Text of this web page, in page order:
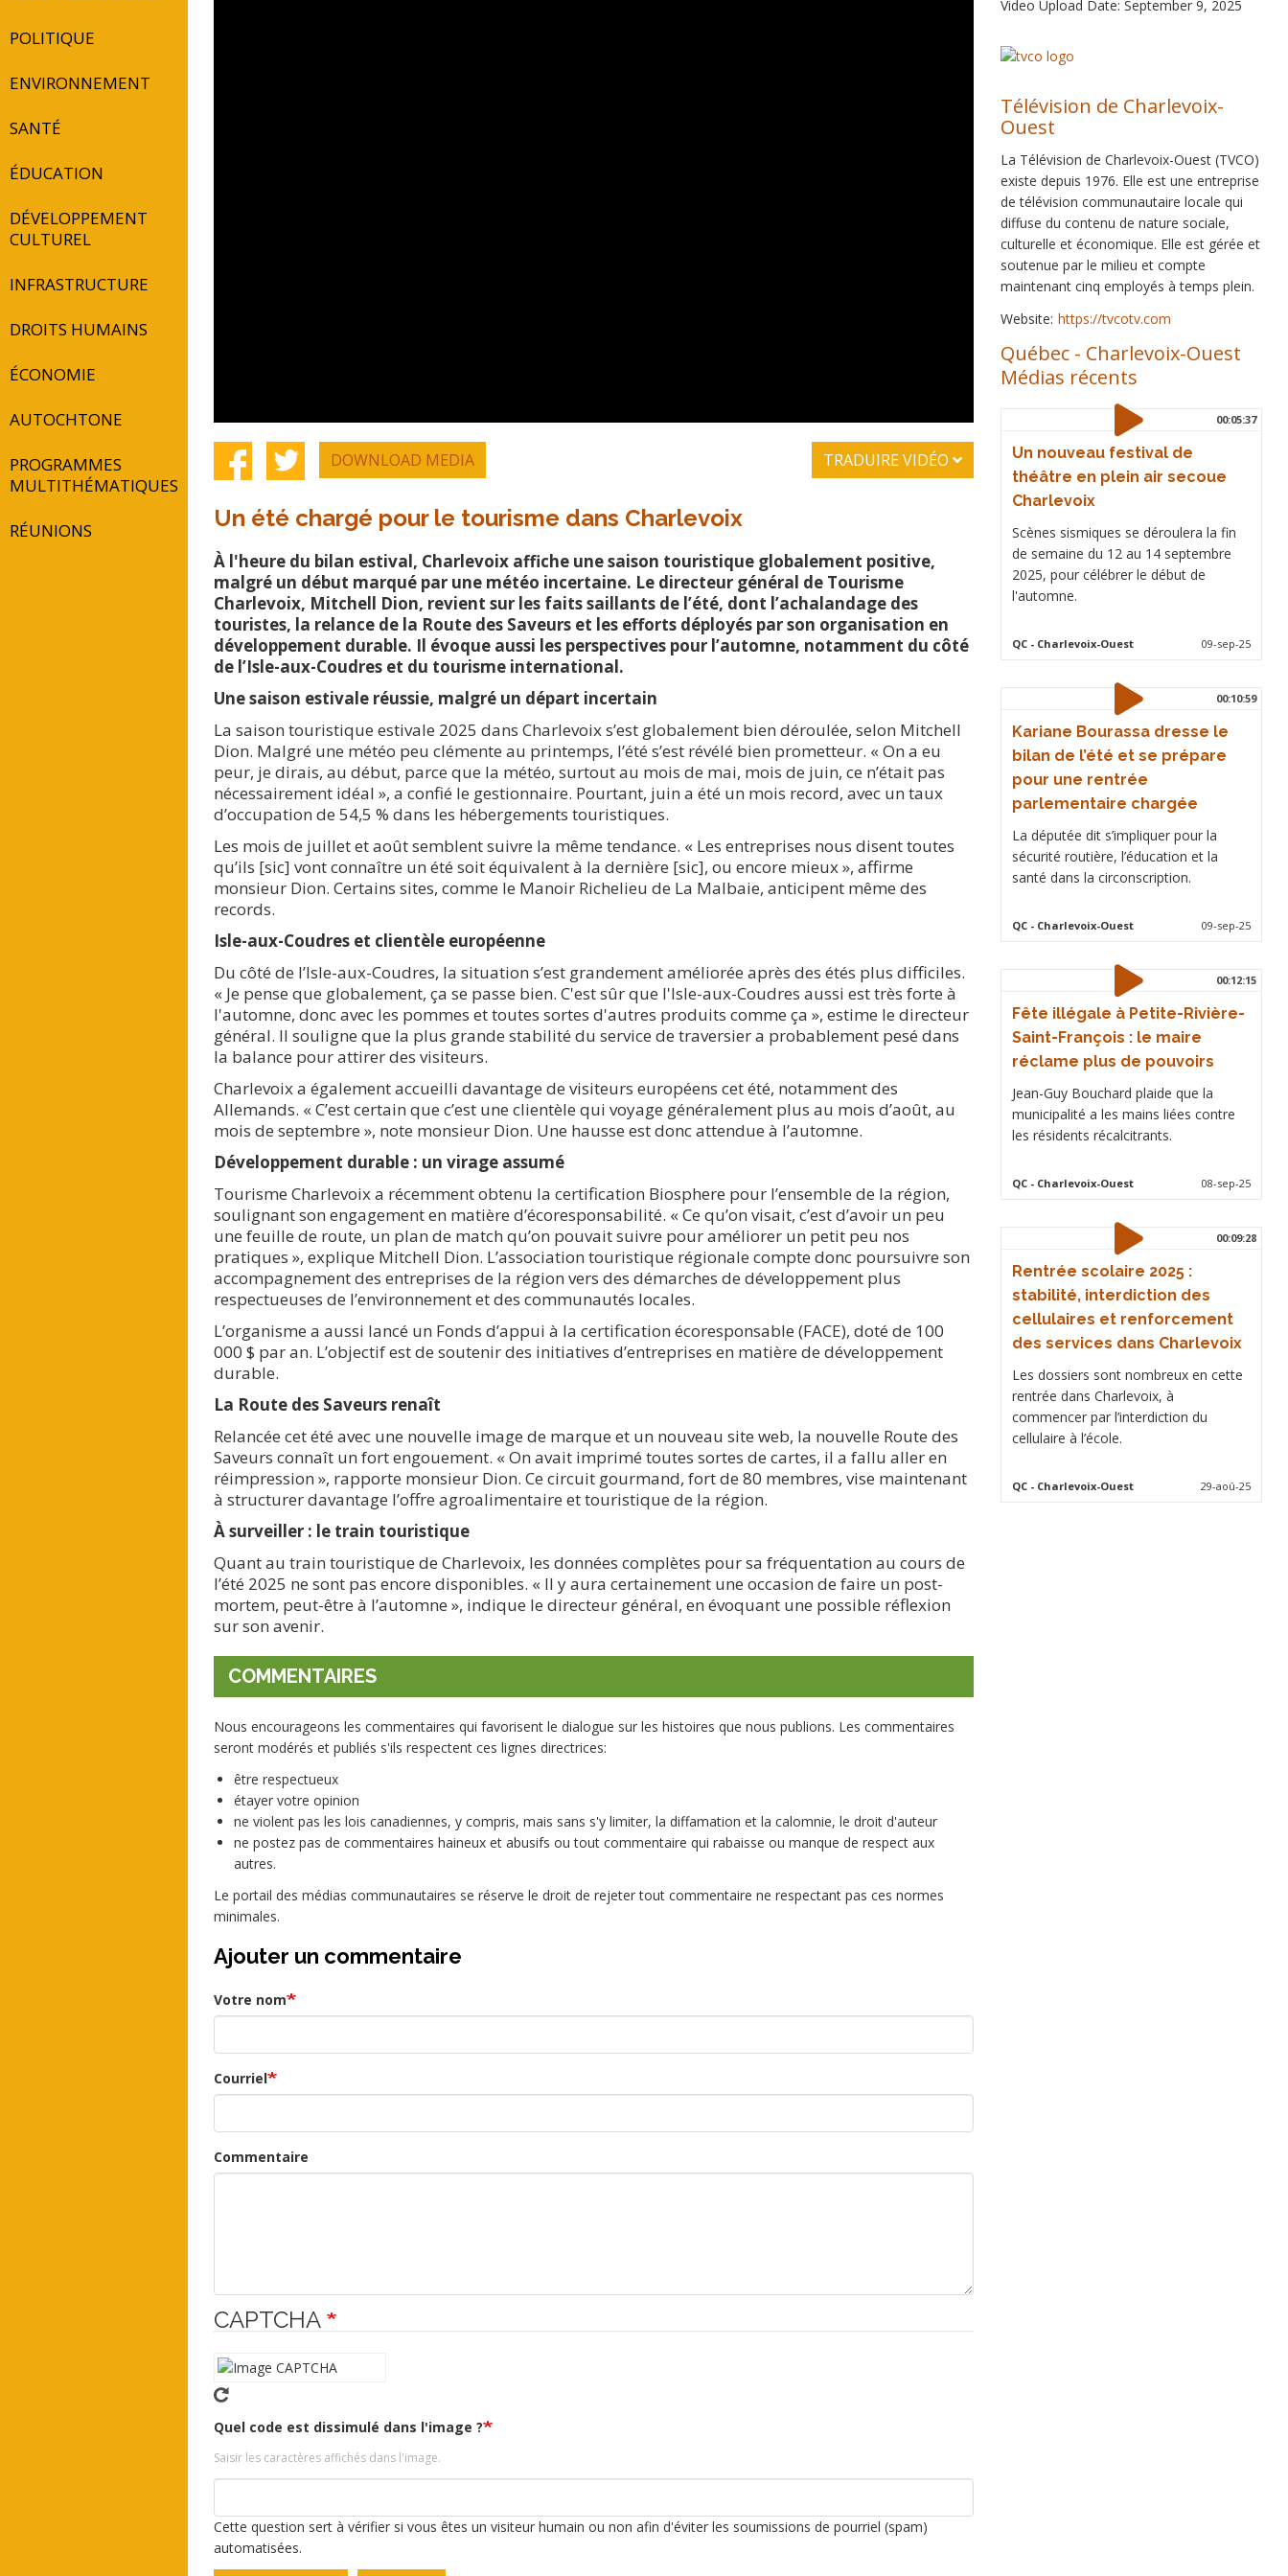
POLITIQUE
ENVIRONNEMENT
SANTÉ
ÉDUCATION
DÉVELOPPEMENT
CULTUREL
INFRASTRUCTURE
DROITS HUMAINS
ÉCONOMIE
AUTOCHTONE
PROGRAMMES
MULTITHÉMATIQUES
RÉUNIONS
DOWNLOAD MEDIA TRADUIRE VIDÉO
Un été chargé pour le tourisme dans Charlevoix
À l'heure du bilan estival, Charlevoix affiche une saison touristique globalement positive,
malgré un début marqué par une météo incertaine. Le directeur général de Tourisme
Charlevoix, Mitchell Dion, revient sur les faits saillants de l’été, dont l’achalandage des
touristes, la relance de la Route des Saveurs et les efforts déployés par son organisation en
développement durable. Il évoque aussi les perspectives pour l’automne, notamment du côté
de l’Isle-aux-Coudres et du tourisme international.
Une saison estivale réussie, malgré un départ incertain
La saison touristique estivale 2025 dans Charlevoix s’est globalement bien déroulée, selon Mitchell
Dion. Malgré une météo peu clémente au printemps, l’été s’est révélé bien prometteur. « On a eu
peur, je dirais, au début, parce que la météo, surtout au mois de mai, mois de juin, ce n’était pas
nécessairement idéal », a confié le gestionnaire. Pourtant, juin a été un mois record, avec un taux
d’occupation de 54,5 % dans les hébergements touristiques.
Les mois de juillet et août semblent suivre la même tendance. « Les entreprises nous disent toutes
qu’ils [sic] vont connaître un été soit équivalent à la dernière [sic], ou encore mieux », affirme
monsieur Dion. Certains sites, comme le Manoir Richelieu de La Malbaie, anticipent même des
records.
Isle-aux-Coudres et clientèle européenne
Du côté de l’Isle-aux-Coudres, la situation s’est grandement améliorée après des étés plus difficiles.
« Je pense que globalement, ça se passe bien. C'est sûr que l'Isle-aux-Coudres aussi est très forte à
l'automne, donc avec les pommes et toutes sortes d'autres produits comme ça », estime le directeur
général. Il souligne que la plus grande stabilité du service de traversier a probablement pesé dans
la balance pour attirer des visiteurs.
Charlevoix a également accueilli davantage de visiteurs européens cet été, notamment des
Allemands. « C’est certain que c’est une clientèle qui voyage généralement plus au mois d’août, au
mois de septembre », note monsieur Dion. Une hausse est donc attendue à l’automne.
Développement durable : un virage assumé
Tourisme Charlevoix a récemment obtenu la certification Biosphere pour l’ensemble de la région,
soulignant son engagement en matière d’écoresponsabilité. « Ce qu’on visait, c’est d’avoir un peu
une feuille de route, un plan de match qu’on pouvait suivre pour améliorer un petit peu nos
pratiques », explique Mitchell Dion. L’association touristique régionale compte donc poursuivre son
accompagnement des entreprises de la région vers des démarches de développement plus
respectueuses de l’environnement et des communautés locales.
L’organisme a aussi lancé un Fonds d’appui à la certification écoresponsable (FACE), doté de 100
000 $ par an. L’objectif est de soutenir des initiatives d’entreprises en matière de développement
durable.
La Route des Saveurs renaît
Relancée cet été avec une nouvelle image de marque et un nouveau site web, la nouvelle Route des
Saveurs connaît un fort engouement. « On avait imprimé toutes sortes de cartes, il a fallu aller en
réimpression », rapporte monsieur Dion. Ce circuit gourmand, fort de 80 membres, vise maintenant
à structurer davantage l’offre agroalimentaire et touristique de la région.
À surveiller : le train touristique
Quant au train touristique de Charlevoix, les données complètes pour sa fréquentation au cours de
l’été 2025 ne sont pas encore disponibles. « Il y aura certainement une occasion de faire un post-
mortem, peut-être à l’automne », indique le directeur général, en évoquant une possible réflexion
sur son avenir.
COMMENTAIRES
Nous encourageons les commentaires qui favorisent le dialogue sur les histoires que nous publions. Les commentaires
seront modérés et publiés s'ils respectent ces lignes directrices:
être respectueux
étayer votre opinion
ne violent pas les lois canadiennes, y compris, mais sans s'y limiter, la diffamation et la calomnie, le droit d'auteur
ne postez pas de commentaires haineux et abusifs ou tout commentaire qui rabaisse ou manque de respect aux
autres.
Le portail des médias communautaires se réserve le droit de rejeter tout commentaire ne respectant pas ces normes
minimales.
Ajouter un commentaire
Votre nom
Courriel
Commentaire
CAPTCHA
Quel code est dissimulé dans l'image ?
Saisir les caractères affichés dans l'image.
Cette question sert à vérifier si vous êtes un visiteur humain ou non afin d'éviter les soumissions de pourriel (spam)
automatisées.
Video Upload Date: September 9, 2025
Télévision de Charlevoix-
Ouest
La Télévision de Charlevoix-Ouest (TVCO)
existe depuis 1976. Elle est une entreprise
de télévision communautaire locale qui
diffuse du contenu de nature sociale,
culturelle et économique. Elle est gérée et
soutenue par le milieu et compte
maintenant cinq employés à temps plein.
Website: https://tvcotv.com
Québec - Charlevoix-Ouest
Médias récents
00:05:37
Un nouveau festival de
théâtre en plein air secoue
Charlevoix
Scènes sismiques se déroulera la fin
de semaine du 12 au 14 septembre
2025, pour célébrer le début de
l'automne.
QC- Charlevoix-Ouest 09-sep-25
00:10:59
Kariane Bourassa dresse le
bilan de l’été et se prépare
pour une rentrée
parlementaire chargée
La députée dit s’impliquer pour la
sécurité routière, l’éducation et la
santé dans la circonscription.
QC- Charlevoix-Ouest 09-sep-25
00:12:15
Fête illégale à Petite-Rivière-
Saint-François : le maire
réclame plus de pouvoirs
Jean-Guy Bouchard plaide que la
municipalité a les mains liées contre
les résidents récalcitrants.
QC- Charlevoix-Ouest 08-sep-25
00:09:28
Rentrée scolaire 2025 :
stabilité, interdiction des
cellulaires et renforcement
des services dans Charlevoix
Les dossiers sont nombreux en cette
rentrée dans Charlevoix, à
commencer par l’interdiction du
cellulaire à l’école.
QC- Charlevoix-Ouest 29-aoû-25